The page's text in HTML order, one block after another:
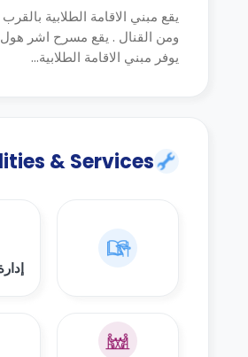
يقع مبني الاقامة الطلابية
ومن القنال . يقع مسرح اشر
يوفر مبني الاقامة الطلابية...
& Services